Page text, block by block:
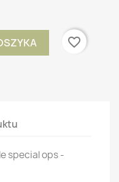
favorite_border
special ops -